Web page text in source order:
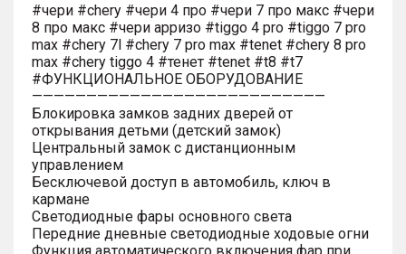
#чери #chery #чери 4 про #чери 7 про макс #чери
8 про макс #чери арризо #tiggo 4 pro #tiggo 7 pro
max #chery 7l #chery 7 pro max #tenet #chery 8 pro
max #chery tiggo 4 #тенет #tenet #t8 #t7
#ФУНКЦИОНАЛЬНОЕ ОБОРУДОВАНИЕ
———————————————————————————
Блокировка замков задних дверей от
открывания детьми (детский замок)
Центральный замок с дистанционным
управлением
Бесключевой доступ в автомобиль, ключ в
кармане
Светодиодные фары основного света
Передние дневные светодиодные ходовые огни
Функция автоматического включения фар при